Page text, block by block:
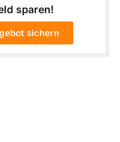
sparen!
sichern